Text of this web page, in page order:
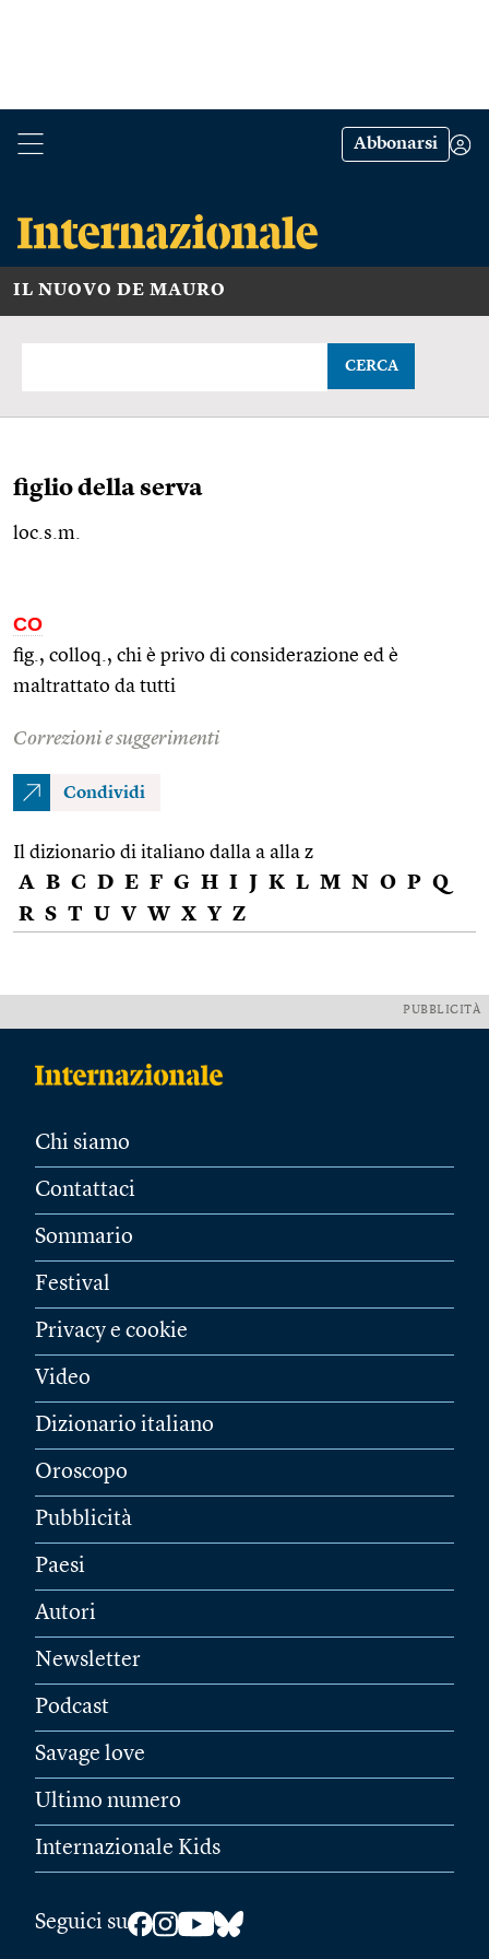
Abbonarsi
IL NUOVO DE MAURO
CERCA
figlio della serva
loc.s.m.
CO
fig., colloq. , chi è privo di considerazione ed è
maltrattato da tutti
Correzioni e suggerimenti
Condividi
Il dizionario di italiano dalla a alla z
A B C D E F G H I J K L M N O P Q
R S T U V W X Y Z
PUBBLICITÀ
Chi siamo
Contattaci
Sommario
Festival
Privacy e cookie
Video
Dizionario italiano
Oroscopo
Pubblicità
Paesi
Autori
Newsletter
Podcast
Savage love
Ultimo numero
Internazionale Kids
Seguici su